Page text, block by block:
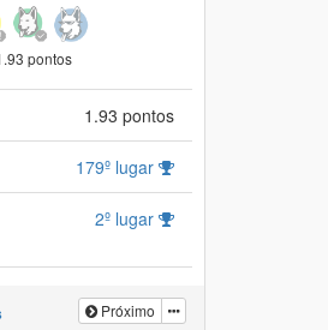
pontos
1.93 pontos
179º lugar
2º lugar
Próximo